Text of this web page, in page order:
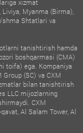
xizmat
Liviya, Myanma (Birma),
Shtatlari va
tanishtirish hamda
boshqarmasi (CMA)
toifa) ega. Kompaniya
(SC) va CXM
bilan tanishtirish
LLC mijozlarning
CXM
Al Salam Tower, Al